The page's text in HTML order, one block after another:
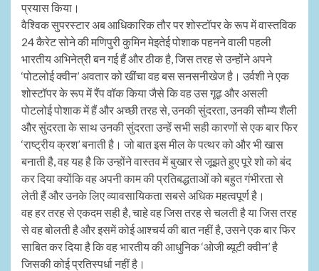
प्रयास किया।
वैश्विक सुपरस्टार अब आधिकारिक तौर पर शोस्टॉपर के रूप में वास्तविक
24 कैरेट सोने की मणिपुरी कुमिन मेइतेई पोशाक पहनने वाली पहली
भारतीय अभिनेत्री बन गई हैं और ठीक है, जिस तरह से उन्होंने अपने
‘पोटलोई क्वीन’ अवतार को खींचा वह बस सनसनीखेज है। उर्वशी ने एक
शोस्टॉपर के रूप में रैंप वॉक किया जैसे कि वह उस गूढ़ और असली
पोटलोई पोशाक में हैं और अच्छी तरह से, उनकी सुंदरता, उनकी सौम्य शैली
और सुंदरता के साथ उनकी सुंदरता उन्हें सभी सही कारणों से एक बार फिर
‘राष्ट्रीय क्रश’ बनाती है। जो बात इस मील के पत्थर को और भी खास
बनाती है, वह यह है कि उन्होंने वास्तव में बुखार से जूझते हुए पूरे शो को बंद
कर दिया क्योंकि वह अपनी काम की प्रतिबद्धताओं को बहुत गंभीरता से
लेती हैं और उनके लिए व्यावसायिकता सबसे अधिक महत्वपूर्ण है।
वह हर तरह से एकदम सही है, चाहे वह जिस तरह से चलती है या जिस तरह
से वह बोलती है और इसमें कोई आश्चर्य की बात नहीं है, उसने एक बार फिर
साबित कर दिया है कि वह भारतीय की आधुनिक ‘ओजी ब्यूटी क्वीन’ है
जिसकी कोई प्रतिस्पर्धा नहीं है।